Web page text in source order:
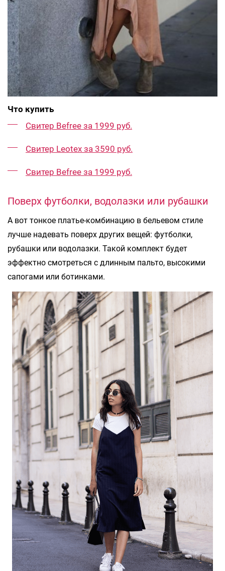
Что купить
Свитер Befree за 1999 руб.
Свитер Leotex за 3590 руб.
Свитер Befree за 1999 руб.
Поверх футболки, водолазки или рубашки
А вот тонкое платье-комбинацию в бельевом стиле
лучше надевать поверх других вещей: футболки,
рубашки или водолазки. Такой комплект будет
эффектно смотреться с длинным пальто, высокими
сапогами или ботинками.